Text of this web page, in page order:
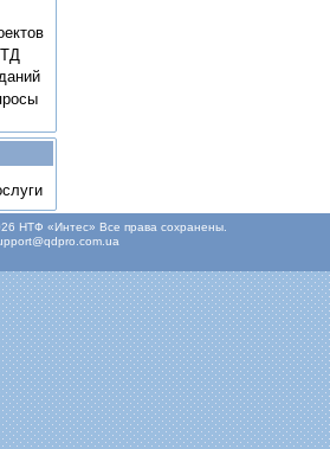
НТФ «Интес» Все права сохранены.